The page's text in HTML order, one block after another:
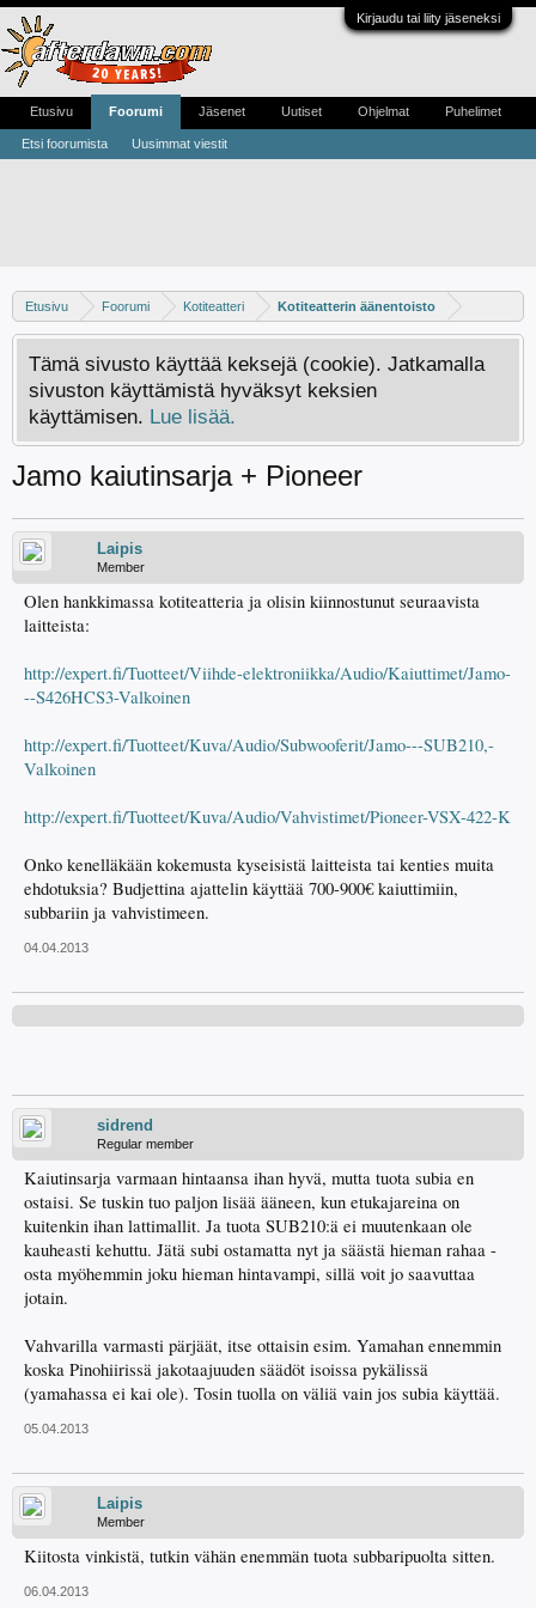
Kirjaudu tai liity jäseneksi
Etusivu Foorumi Kotiteatteri Kotiteatterin äänentoisto
Tämä sivusto käyttää keksejä (cookie). Jatkamalla
sivuston käyttämistä hyväksyt keksien
käyttämisen. Lue lisää.
Jamo kaiutinsarja + Pioneer
Laipis
Member
Olen hankkimassa kotiteatteria ja olisin kiinnostunut seuraavista
laitteista:
http://expert.fi/Tuotteet/Viihde-elektroniikka/Audio/Kaiuttimet/Jamo-
--S426HCS3-Valkoinen
http://expert.fi/Tuotteet/Kuva/Audio/Subwooferit/Jamo---SUB210,-
Valkoinen
http://expert.fi/Tuotteet/Kuva/Audio/Vahvistimet/Pioneer-VSX-422-K
Onko kenelläkään kokemusta kyseisistä laitteista tai kenties muita
ehdotuksia? Budjettina ajattelin käyttää 700-900€ kaiuttimiin,
subbariin ja vahvistimeen.
04.04.2013
sidrend
Regular member
Kaiutinsarja varmaan hintaansa ihan hyvä, mutta tuota subia en
ostaisi. Se tuskin tuo paljon lisää ääneen, kun etukajareina on
kuitenkin ihan lattimallit. Ja tuota SUB210:ä ei muutenkaan ole
kauheasti kehuttu. Jätä subi ostamatta nyt ja säästä hieman rahaa -
osta myöhemmin joku hieman hintavampi, sillä voit jo saavuttaa
jotain.
Vahvarilla varmasti pärjäät, itse ottaisin esim. Yamahan ennemmin
koska Pinohiirissä jakotaajuuden säädöt isoissa pykälissä
(yamahassa ei kai ole). Tosin tuolla on väliä vain jos subia käyttää.
05.04.2013
Laipis
Member
Kiitosta vinkistä, tutkin vähän enemmän tuota subbaripuolta sitten.
06.04.2013
Etusivu Foorumi
Etsi foorumista Uusimmat viestit
Jäsenet Uutiset Ohjelmat Puhelimet